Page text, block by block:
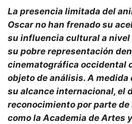
La presencia limitada del
Oscar no han frenado su
su influencia cultural a nivel
su pobre representación
cinematográfica occidental
objeto de análisis. A medida
su alcance internacional, el
reconocimiento por parte
como la Academia de Artes